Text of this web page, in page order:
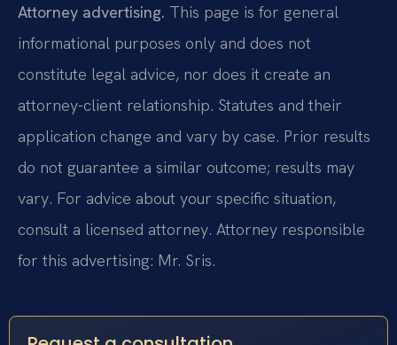
Attorney advertising. This page is for general
informational purposes only and does not
constitute legal advice, nor does it create an
attorney-client relationship. Statutes and their
application change and vary by case. Prior results
do not guarantee a similar outcome; results may
vary. For advice about your specific situation,
consult a licensed attorney. Attorney responsible
for this advertising: Mr. Sris.